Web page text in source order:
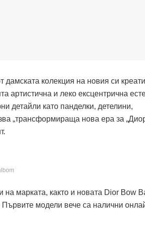
дамската колекция на новия си
артистична и леко ексцентрична
детайли като панделки, детелини,
„трансформираща нова ера за
марката, както и новата Dior Bow
модели вече са налични